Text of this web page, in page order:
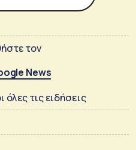
τον
News
τις ειδήσεις